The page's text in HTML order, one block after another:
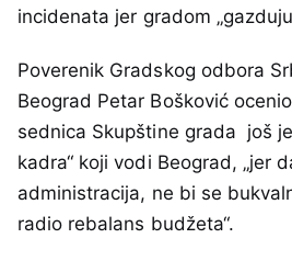
incidenata jer gradom
Poverenik Gradskog odbora
Beograd Petar Bošković
sednica Skupštine grada još
kadra“ koji vodi Beograd, „jer
administracija, ne bi se
radio rebalans budžeta“.